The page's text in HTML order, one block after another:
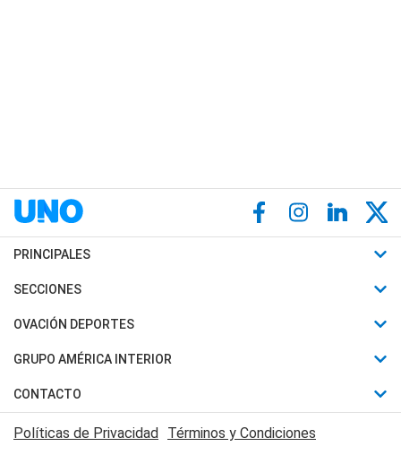
PRINCIPALES
Últimas Noticias
Política
Judiciales
Economia
SECCIONES
Horóscopo
Motores
Trucos caseros
Series y Películas
OVACIÓN DEPORTES
Fútbol
Mundial
Automovilismo
Rugby
GRUPO AMÉRICA INTERIOR
Canal 7 en Vivo
CONTACTO
Acerca de Nosotros
Políticas de Privacidad Términos y Condiciones